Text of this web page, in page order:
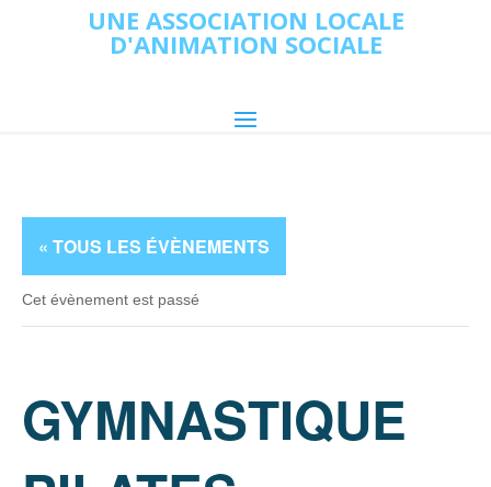
UNE ASSOCIATION LOCALE
D'ANIMATION SOCIALE
« TOUS LES ÉVÈNEMENTS
Cet évènement est passé
GYMNASTIQUE